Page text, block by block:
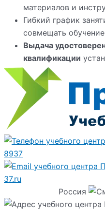
материалов и
Гибкий график
совмещать
Выдача
квалификации
8937
37.ru
Россия